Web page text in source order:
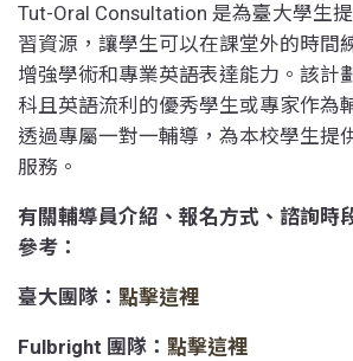
Tut-Oral Consultation 是為臺大學生
習資源，讓學生可以在課堂外的時間
增強學術和專業英語表達能力。該計
科且英語流利的優秀學生或專家作為
透過專屬一對一輔導，為本校學生提
服務。
有關輔導員介紹、報名方式、諮詢時
參考：
臺大團隊： 點擊這裡
Fulbright 團隊： 點擊這裡